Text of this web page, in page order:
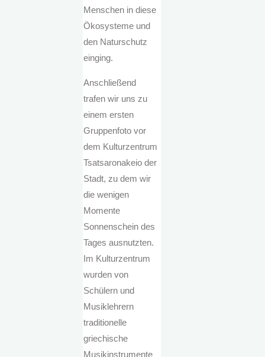
Menschen in diese
Ökosysteme und
den Naturschutz
einging.
Anschließend
trafen wir uns zu
einem ersten
Gruppenfoto vor
dem Kulturzentrum
Tsatsaronakeio der
Stadt, zu dem wir
die wenigen
Momente
Sonnenschein des
Tages ausnutzten.
Im Kulturzentrum
wurden von
Schülern und
Musiklehrern
traditionelle
griechische
Musikinstrumente